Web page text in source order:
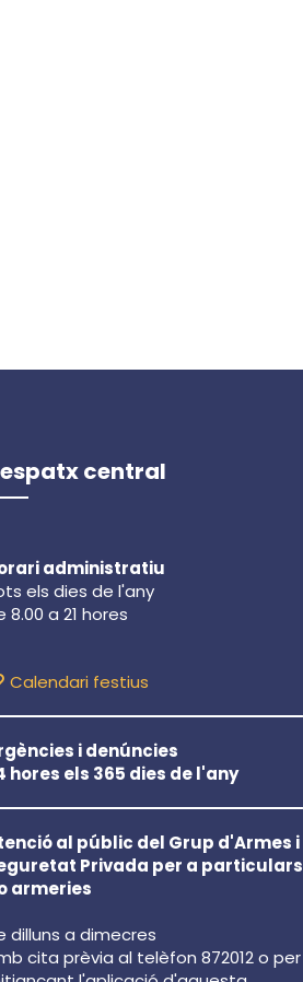
central
administratiu
els dies de l'any
8.00 a 21 hores
Calendari festius
i denúncies
hores els 365 dies de l'any
al públic del Grup d'Armes i
Privada per a particulars
armeries
dilluns a dimecres
cita prèvia al telèfon 872012 o per